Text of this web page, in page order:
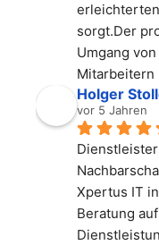
sorgt.Der
Umgang
Mitarbeitern
Holger
vor 5 Jahren
Xpertus IT
Beratung